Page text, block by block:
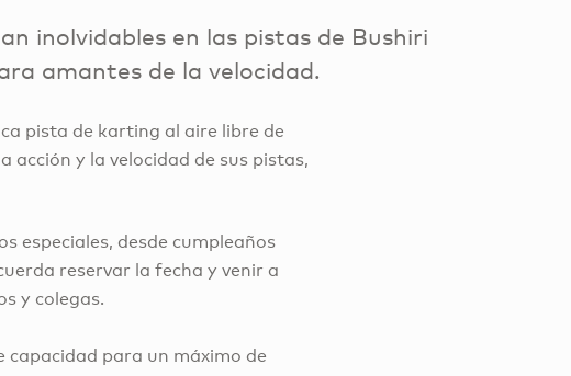
inolvidables en las pistas de Bushiri
amantes de la velocidad.
pista de karting al aire libre de
acción y la velocidad de sus pistas,
especiales, desde cumpleaños
reservar la fecha y venir a
y colegas.
capacidad para un máximo de